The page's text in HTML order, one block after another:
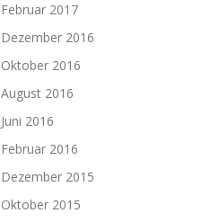
Februar 2017
Dezember 2016
Oktober 2016
August 2016
Juni 2016
Februar 2016
Dezember 2015
Oktober 2015